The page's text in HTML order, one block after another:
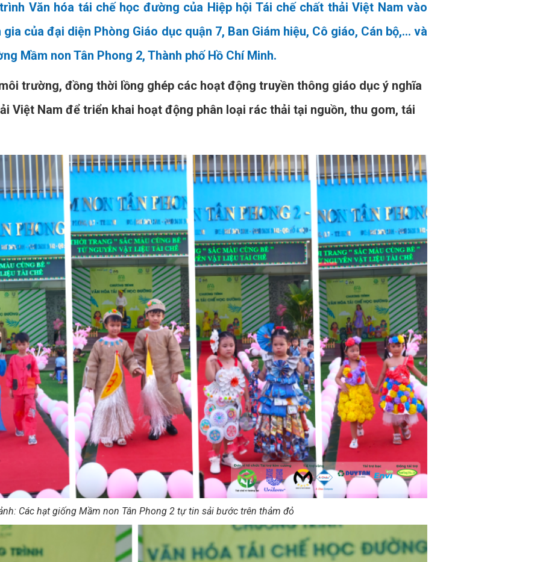
Văn hóa tái chế học đường của Hiệp hội Tái chế chất thải Việt Nam vào
của đại diện Phòng Giáo dục quận 7, Ban Giám hiệu, Cô giáo, Cán bộ,... và
Mầm non Tân Phong 2, Thành phố Hồ Chí Minh.
trường, đồng thời lồng ghép các hoạt động truyền thông giáo dục ý nghĩa
Việt Nam để triển khai hoạt động phân loại rác thải tại nguồn, thu gom, tái
Các hạt giống Mầm non Tân Phong 2 tự tin sải bước trên thảm đỏ